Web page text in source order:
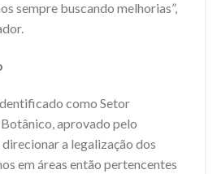
sempre buscando melhorias”,
como Setor
aprovado pelo
a legalização dos
em áreas então pertencentes